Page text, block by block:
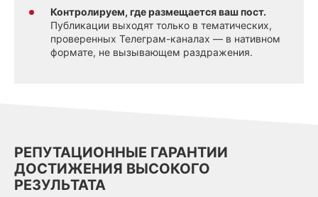
Контролируем, где размещается ваш пост.
Публикации выходят только в тематических,
проверенных Телеграм-каналах — в нативном
формате, не вызывающем раздражения.
РЕПУТАЦИОННЫЕ ГАРАНТИИ
ДОСТИЖЕНИЯ ВЫСОКОГО
РЕЗУЛЬТАТА